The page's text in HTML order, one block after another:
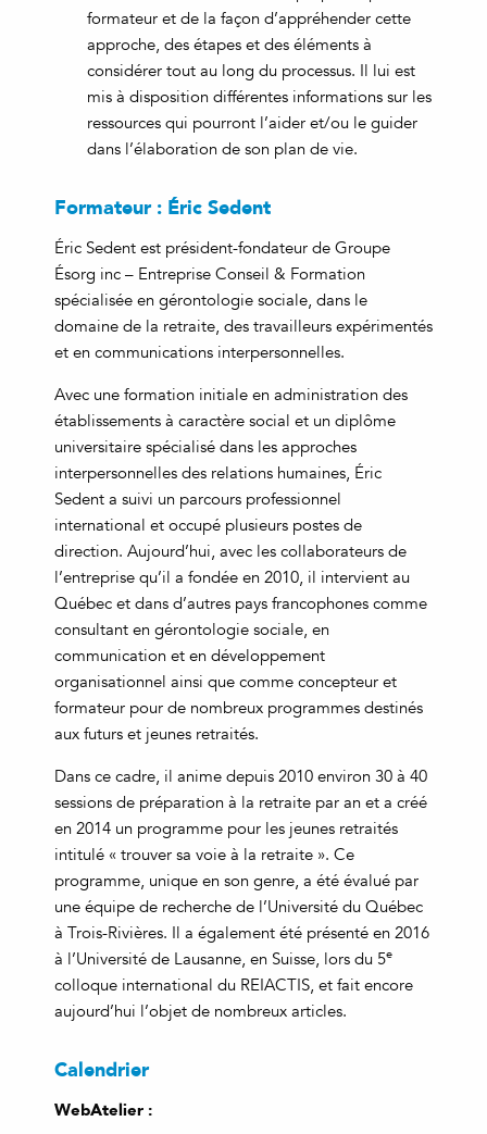
formateur et de la façon d’appréhender cette
approche, des étapes et des éléments à
considérer tout au long du processus. Il lui est
mis à disposition différentes informations sur les
ressources qui pourront l’aider et/ou le guider
dans l’élaboration de son plan de vie.
Formateur : Éric Sedent
Éric Sedent est président-fondateur de Groupe
Ésorg inc – Entreprise Conseil & Formation
spécialisée en gérontologie sociale, dans le
domaine de la retraite, des travailleurs expérimentés
et en communications interpersonnelles.
Avec une formation initiale en administration des
établissements à caractère social et un diplôme
universitaire spécialisé dans les approches
interpersonnelles des relations humaines, Éric
Sedent a suivi un parcours professionnel
international et occupé plusieurs postes de
direction. Aujourd’hui, avec les collaborateurs de
l’entreprise qu’il a fondée en 2010, il intervient au
Québec et dans d’autres pays francophones comme
consultant en gérontologie sociale, en
communication et en développement
organisationnel ainsi que comme concepteur et
formateur pour de nombreux programmes destinés
aux futurs et jeunes retraités.
Dans ce cadre, il anime depuis 2010 environ 30 à 40
sessions de préparation à la retraite par an et a créé
en 2014 un programme pour les jeunes retraités
intitulé « trouver sa voie à la retraite ». Ce
programme, unique en son genre, a été évalué par
une équipe de recherche de l’Université du Québec
à Trois-Rivières. Il a également été présenté en 2016
à l’Université de Lausanne, en Suisse, lors du 5e
colloque international du REIACTIS, et fait encore
aujourd’hui l’objet de nombreux articles.
Calendrier
WebAtelier :